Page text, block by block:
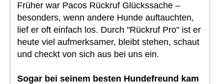
Früher war Pacos Rückruf Glückssache –
besonders, wenn andere Hunde auftauchten,
lief er oft einfach los. Durch "Rückruf Pro" ist er
heute viel aufmerksamer, bleibt stehen, schaut
und checkt von sich aus bei uns ein.
Sogar bei seinem besten Hundefreund kam